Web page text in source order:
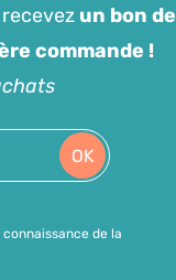
un bon de
commande !
OK
de la